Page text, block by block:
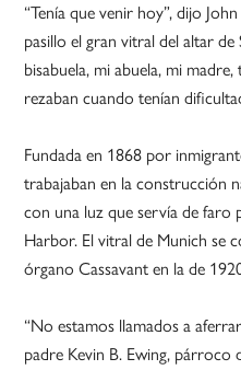
“Tenía que venir hoy”, dijo
pasillo el gran vitral del altar de
bisabuela, mi abuela, mi
rezaban cuando tenían
Fundada en 1868 por
trabajaban en la construcción
con una luz que servía de
Harbor. El vitral de Munich se
órgano Cassavant en la de
“No estamos llamados a
padre Kevin B. Ewing, párroco